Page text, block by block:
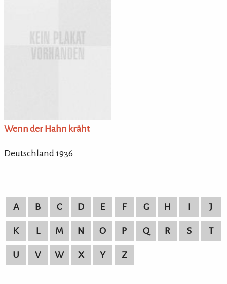
Wenn der Hahn kräht
Deutschland 1936
A B C D E F G H I J
K L M N O P Q R S T
U V W X Y Z